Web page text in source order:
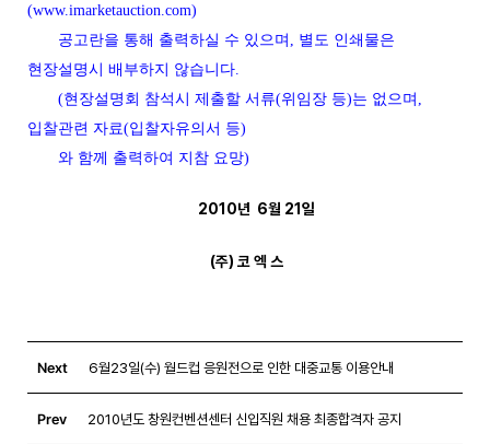
(www.imarketauction.com)
공고란을 통해 출력하실 수 있으며, 별도 인쇄물은
현장설명시 배부하지 않습니다.
(현장설명회 참석시 제출할 서류(위임장 등)는 없으며,
입찰관련 자료(입찰자유의서 등)
와 함께 출력하여 지참 요망)
2010년 6월 21일
(주) 코 엑 스
Next 6월23일(수) 월드컵 응원전으로 인한 대중교통 이용안내
Prev 2010년도 창원컨벤션센터 신입직원 채용 최종합격자 공지